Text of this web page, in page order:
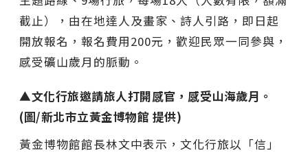
截止），由在地達人及畫家、詩人引路，即日起
開放報名，報名費用200元，歡迎民眾一同參與，
感受礦山歲月的脈動。
▲文化行旅邀請旅人打開感官，感受山海歲月。
(圖/新北市立黃金博物館 提供)
黃金博物館館長林文中表示，文化行旅以「信」